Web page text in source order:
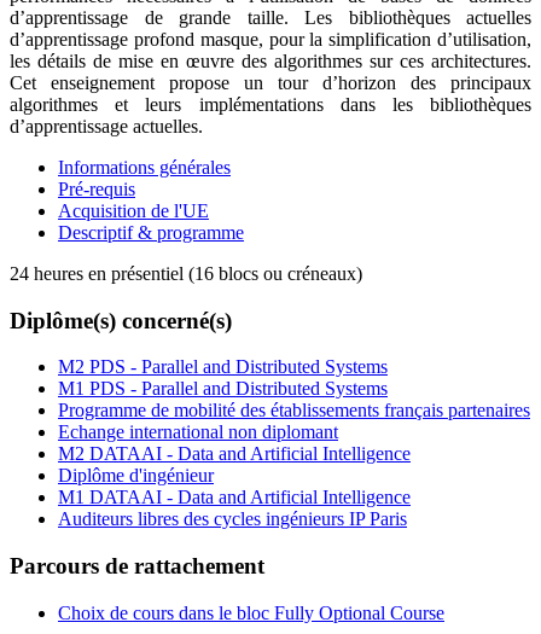
d’apprentissage de grande taille. Les bibliothèques actuelles
d’apprentissage profond masque, pour la simplification d’utilisation,
les détails de mise en œuvre des algorithmes sur ces architectures.
Cet enseignement propose un tour d’horizon des principaux
algorithmes et leurs implémentations dans les bibliothèques
d’apprentissage actuelles.
Informations générales
Pré-requis
Acquisition de l'UE
Descriptif & programme
24 heures en présentiel (16 blocs ou créneaux)
Diplôme(s) concerné(s)
M2 PDS - Parallel and Distributed Systems
M1 PDS - Parallel and Distributed Systems
Programme de mobilité des établissements français partenaires
Echange international non diplomant
M2 DATAAI - Data and Artificial Intelligence
Diplôme d'ingénieur
M1 DATAAI - Data and Artificial Intelligence
Auditeurs libres des cycles ingénieurs IP Paris
Parcours de rattachement
Choix de cours dans le bloc Fully Optional Course